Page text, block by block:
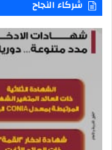
شركاء النجاح